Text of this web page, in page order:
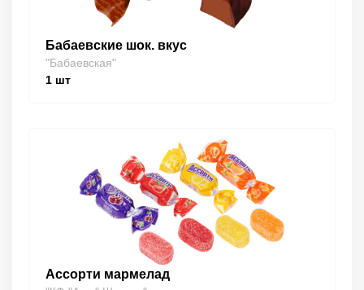
Бабаевские шок. вкус
"Бабаевская"
1 шт
Ассорти мармелад